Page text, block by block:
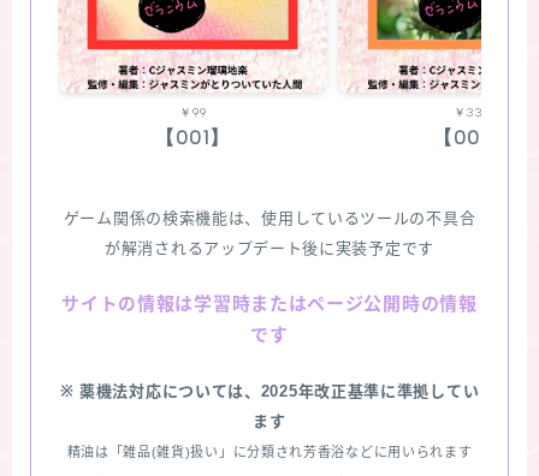
￥99
【001】
￥330
【002】
ゲーム関係の検索機能は、使用しているツールの不具合
が解消されるアップデート後に実装予定です
サイトの情報は学習時またはページ公開時の情報
です
※ 薬機法対応については、2025年改正基準に準拠してい
ます
精油は「雑品(雑貨)扱い」に分類され芳香浴などに用いられます